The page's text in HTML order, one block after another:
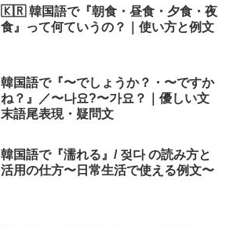
🇰🇷 韓国語で『朝食・昼食・夕食・夜
食』って何ていうの？｜使い方と例文
韓国語で『〜でしょうか？・〜ですか
ね？』／〜나요?〜가요？｜優しい文
末語尾表現・疑問文
韓国語で『濡れる』/ 젖다 の読み方と
活用の仕方〜日常生活で使える例文〜